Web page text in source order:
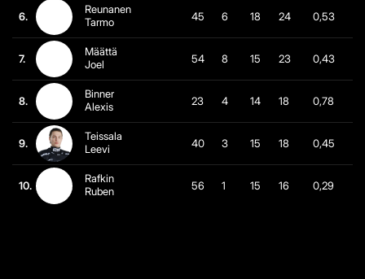
6.
Reunanen
Tarmo
45 6 18 24 0,53
7.
Määttä
Joel
54 8 15 23 0,43
8.
Binner
Alexis
23 4 14 18 0,78
9.
Teissala
Leevi
40 3 15 18 0,45
10.
Rafkin
Ruben
56 1 15 16 0,29